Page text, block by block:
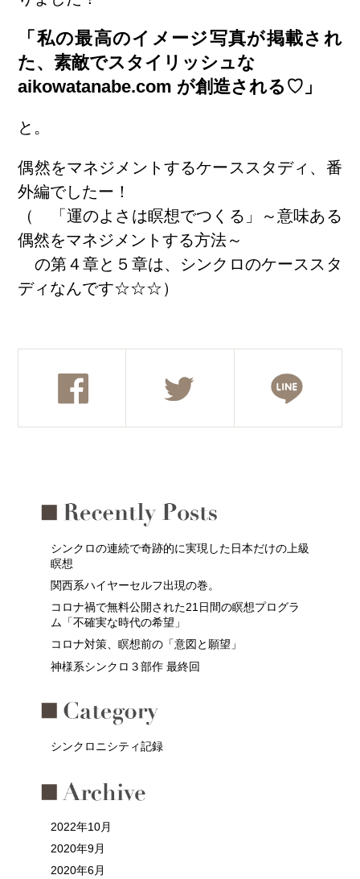
「私の最高のイメージ写真が掲載され
た、素敵でスタイリッシュな
aikowatanabe.com が創造される♡」
と。
偶然をマネジメントするケーススタディ、番
外編でしたー！
（
「運のよさは瞑想でつくる」～意味ある
偶然をマネジメントする方法～
の第４章と５章は、シンクロのケーススタ
ディなんです☆☆☆）
シンクロの連続で奇跡的に実現した日本だけの上級
瞑想
関西系ハイヤーセルフ出現の巻。
コロナ禍で無料公開された21日間の瞑想プログラ
ム「不確実な時代の希望」
コロナ対策、瞑想前の「意図と願望」
神様系シンクロ３部作 最終回
シンクロニシティ記録
2022年10月
2020年9月
2020年6月